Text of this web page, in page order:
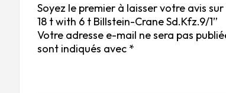
Soyez le premier à laisser votre avis
18 t with 6 t Billstein-Crane Sd.Kfz.9/1”
Votre adresse e-mail ne sera pas
sont indiqués avec *